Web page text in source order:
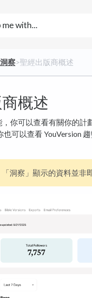
​洞察​>​ 聖經出版商概述
概述
你可以查看有關你的計
可以查看 YouVersion
洞察」顯示的資料並非